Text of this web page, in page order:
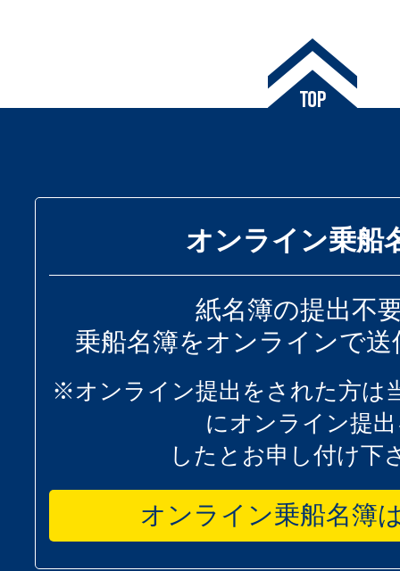
オンライン乗船
紙名簿の提出不
乗船名簿をオンラインで
※オンライン提出をされた方は
にオンライン提
したとお申し付け下
オンライン乗船名簿